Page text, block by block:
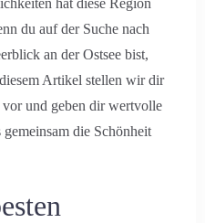
hat diese Region
du auf der Suche nach
an der Ostsee bist,
Artikel stellen wir dir
und geben dir wertvolle
die Schönheit